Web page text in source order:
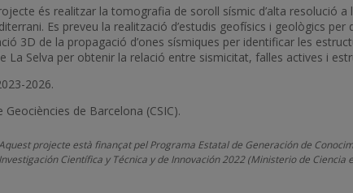
és realitzar la tomografia de soroll sísmic d’alta resolució
Es preveu la realització d’estudis geofísics i geològics
3D de la propagació d’ones sísmiques per identificar les
La Selva per obtenir la relació entre sismicitat, falles actives i
2026.
Geociències de Barcelona (CSIC).
projecte està finançat pel Programa Estatal de Generación de
Investigación Científica y Técnica y de Innovación 2022 (Ministerio de Ciencia